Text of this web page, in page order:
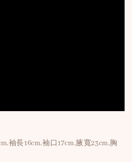
袖長16cm,袖口17cm,腋寬23cm,胸